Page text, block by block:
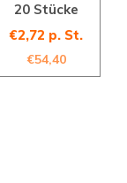
20 Stücke
€2,72 p. St.
€54,40